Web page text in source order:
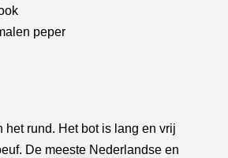
peper
rund. Het bot is lang en vrij
De meeste Nederlandse en